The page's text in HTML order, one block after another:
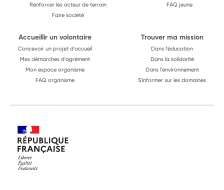
Renforcer les acteur de terrain
Faire société
FAQ jeune
Accueillir un volontaire
Concevoir un projet d'accueil
Mes démarches d'agrément
Mon espace organisme
FAQ organisme
Trouver ma mission
Dans l'éducation
Dans la solidarité
Dans l'environnement
S'informer sur les domaines